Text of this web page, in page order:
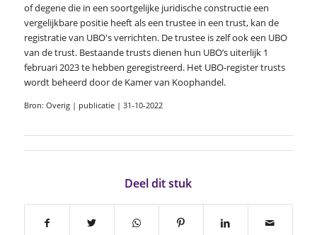
of degene die in een soortgelijke juridische constructie een
vergelijkbare positie heeft als een trustee in een trust, kan de
registratie van UBO's verrichten. De trustee is zelf ook een UBO
van de trust. Bestaande trusts dienen hun UBO’s uiterlijk 1
februari 2023 te hebben geregistreerd. Het UBO-register trusts
wordt beheerd door de Kamer van Koophandel.
Bron: Overig | publicatie | 31-10-2022
Deel dit stuk